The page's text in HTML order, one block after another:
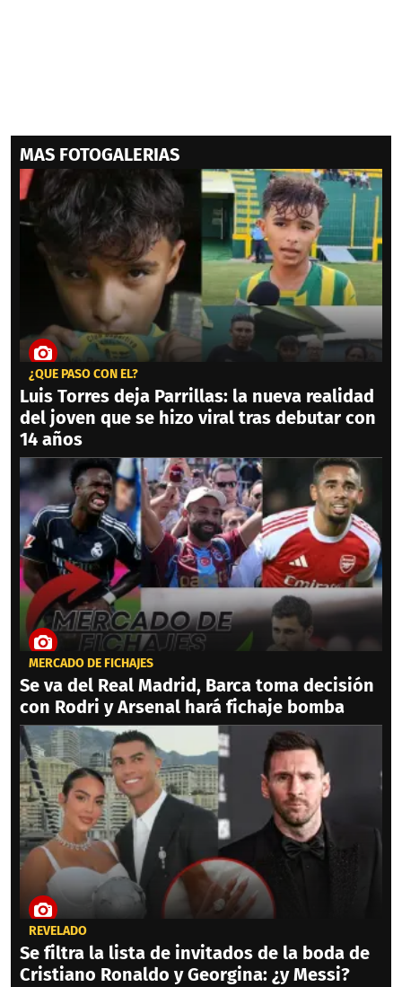
MAS FOTOGALERIAS
¿QUÉ PASÓ CON ÉL?
Luis Torres deja Parrillas: la nueva realidad
del joven que se hizo viral tras debutar con
14 años
MERCADO DE FICHAJES
Se va del Real Madrid, Barca toma decisión
con Rodri y Arsenal hará fichaje bomba
REVELADO
Se filtra la lista de invitados de la boda de
Cristiano Ronaldo y Georgina: ¿y Messi?